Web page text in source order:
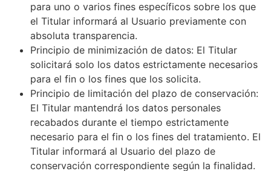
para uno o varios fines específicos sobre los que
el Titular informará al Usuario previamente con
absoluta transparencia.
Principio de minimización de datos: El Titular
solicitará solo los datos estrictamente necesarios
para el fin o los fines que los solicita.
Principio de limitación del plazo de conservación:
El Titular mantendrá los datos personales
recabados durante el tiempo estrictamente
necesario para el fin o los fines del tratamiento. El
Titular informará al Usuario del plazo de
conservación correspondiente según la finalidad.